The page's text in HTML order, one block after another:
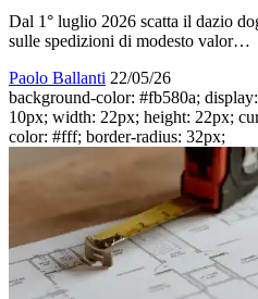
Dal 1° luglio 2026 scatta il dazio
sulle spedizioni di modesto valor…
Paolo Ballanti 22/05/26
background-color: #fb580a;
10px; width: 22px; height: 22px;
color: #fff; border-radius: 32px;